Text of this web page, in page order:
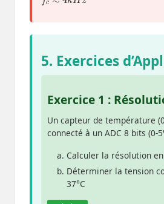
5. Exercices
Exercice 1 :
Un capteur de température
connecté à un ADC 8 bits (0-
Calculer la résolution
Déterminer la tension
37°C